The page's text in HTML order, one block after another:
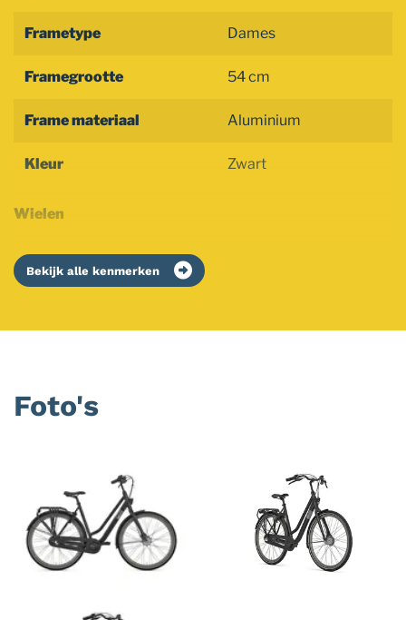
Frametype Dames
Framegrootte 54 cm
Frame materiaal Aluminium
Kleur Zwart
Wielen
Bekijk alle kenmerken
Foto's